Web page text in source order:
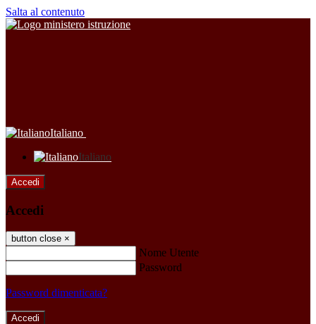
Salta al contenuto
Italiano
Italiano
Accedi
Accedi
button close ×
Nome Utente
Password
Password dimenticata?